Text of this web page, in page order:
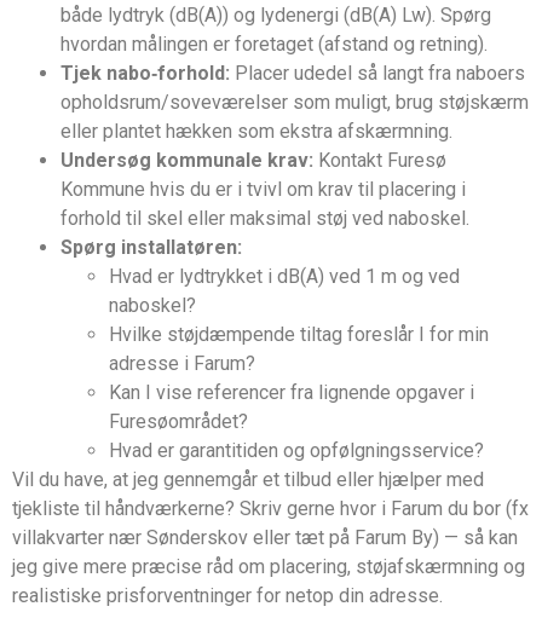
både lydtryk (dB(A)) og lydenergi (dB(A) Lw). Spørg
hvordan målingen er foretaget (afstand og retning).
Tjek nabo‑forhold: Placer udedel så langt fra naboers
opholdsrum/soveværelser som muligt, brug støjskærm
eller plantet hækken som ekstra afskærmning.
Undersøg kommunale krav: Kontakt Furesø
Kommune hvis du er i tvivl om krav til placering i
forhold til skel eller maksimal støj ved naboskel.
Spørg installatøren:
Hvad er lydtrykket i dB(A) ved 1 m og ved
naboskel?
Hvilke støjdæmpende tiltag foreslår I for min
adresse i Farum?
Kan I vise referencer fra lignende opgaver i
Furesøområdet?
Hvad er garantitiden og opfølgningsservice?
Vil du have, at jeg gennemgår et tilbud eller hjælper med
tjekliste til håndværkerne? Skriv gerne hvor i Farum du bor (fx
villakvarter nær Sønderskov eller tæt på Farum By) — så kan
jeg give mere præcise råd om placering, støjafskærmning og
realistiske prisforventninger for netop din adresse.